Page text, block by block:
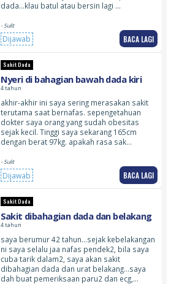
dada…klau batul atau bersin lagi …
- Sulit
Dijawab BACA LAGI
Sakit Dada
Nyeri di bahagian bawah dada kiri
4 tahun
akhir-akhir ini saya sering merasakan sakit
terutama saat bernafas. sepengetahuan
dokter saya orang yang sudah obesitas
sejak kecil. Tinggi saya sekarang 165cm
dengan berat 97kg. apakah rasa sak…
- Sulit
Dijawab BACA LAGI
Sakit Dada
Sakit dibahagian dada dan belakang
4 tahun
saya berumur 42 tahun…sejak kebelakangan
ni saya selalu jaa nafas pendek2, bila saya
cuba tarik dalam2, saya akan sakit
dibahagian dada dan urat belakang…saya
dah buat pemeriksaan paru2 dan ecg,…